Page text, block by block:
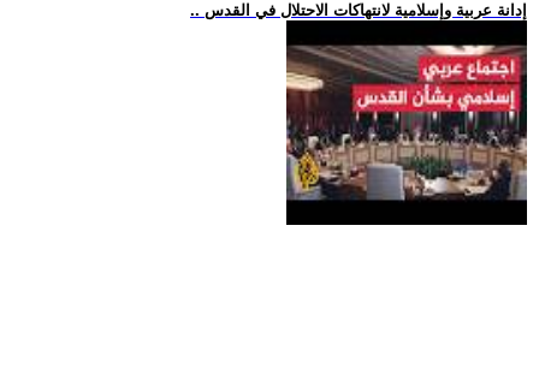
.. إدانة عربية وإسلامية لانتهاكات الاحتلال في القدس